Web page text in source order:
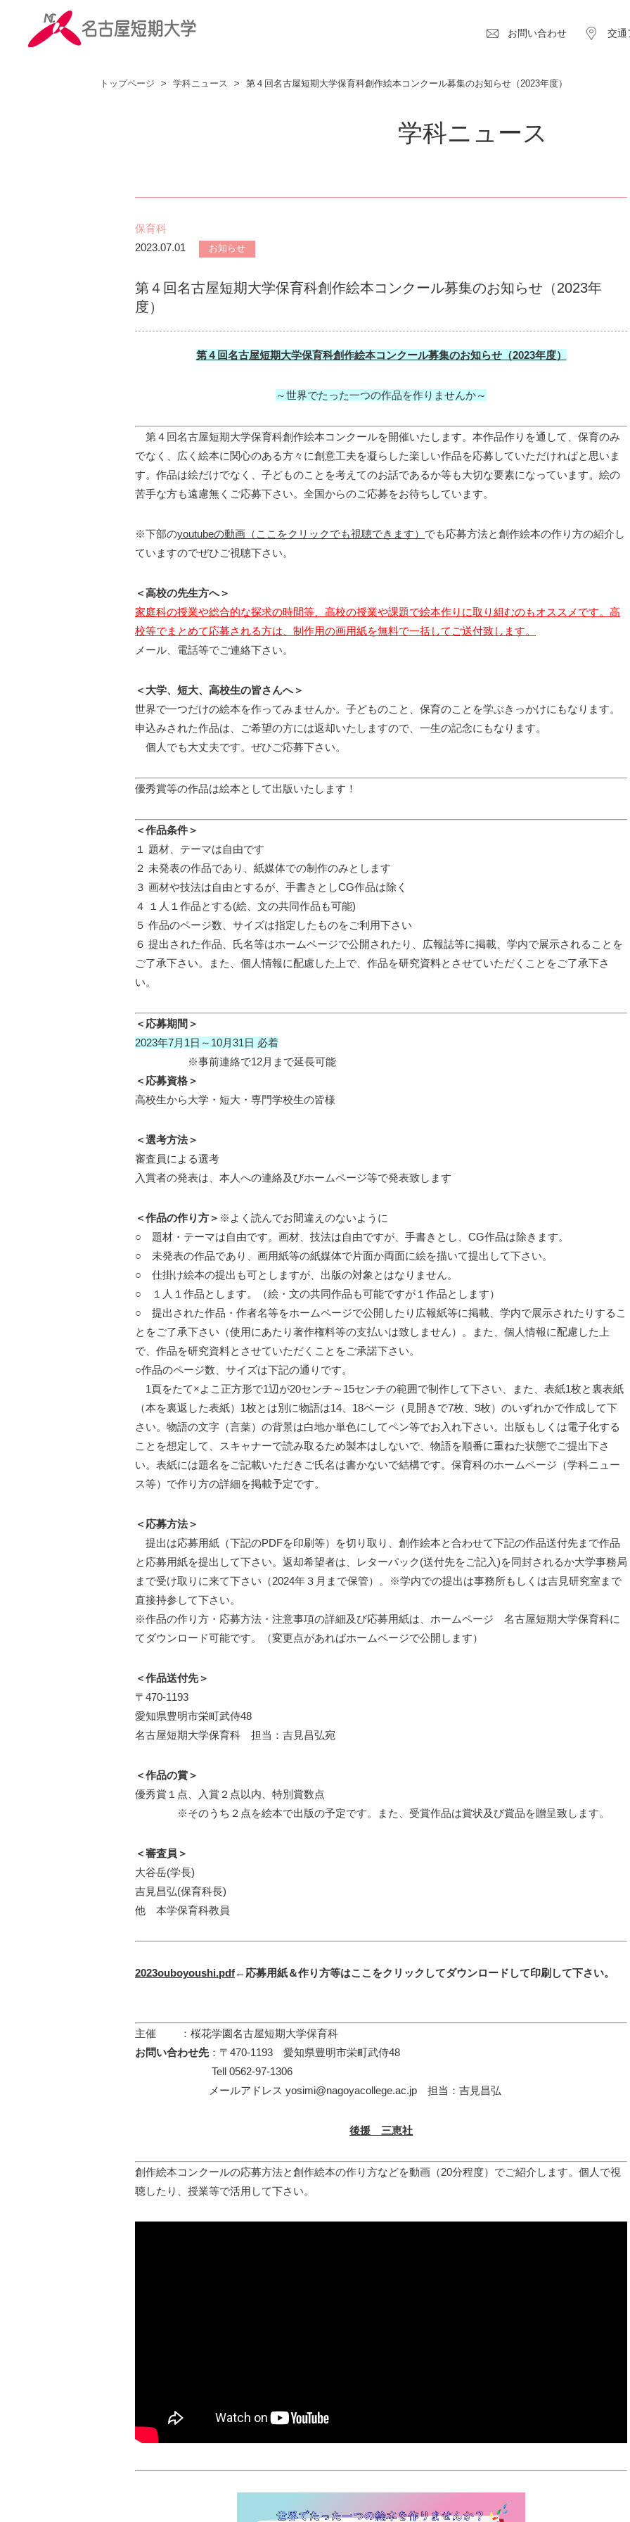
お問い合わせ 交通
トップページ > 学科ニュース > 第４回名古屋短期大学保育科創作絵本コンクール募集のお知らせ（2023年度）
学科ニュース
保育科
2023.07.01
お知らせ
第４回名古屋短期大学保育科創作絵本コンクール募集のお知らせ（2023年
度）
第４回名古屋短期大学保育科創作絵本コンクール募集のお知らせ（2023年度）
～世界でたった一つの作品を作りませんか～
第４回名古屋短期大学保育科創作絵本コンクールを開催いたします。 本作品作りを通して、保育のみ
でなく、広く絵本に関心のある方々に創意工夫を凝らした楽しい作品を応募していただければと思いま
す。作品は絵だけでなく、子どものことを考えてのお話であるか等も大切な要素になっています。絵の
苦手な方も遠慮無くご応募下さい。全国からのご応募をお待ちしています。
※下部のyoutubeの動画（ここをクリックでも視聴できます） でも応募方法と創作絵本の作り方の紹介し
ていますのでぜひご視聴下さい。
＜高校の先生方へ＞
家庭科の授業や総合的な探求の時間等、高校の授業や課題で絵本作りに取り組むのもオススメです。高
校等でまとめて応募される方は、制作用の画用紙を無料で一括してご送付致します。
メール、電話等でご連絡下さい。
＜大学、短大、高校生の皆さんへ＞
世界で一つだけの絵本を作ってみませんか。子どものこと、保育のことを学ぶきっかけにもなります。
申込みされた作品は、ご希望の方には返却いたしますので、一生の記念にもなります。
個人でも大丈夫です。ぜひご応募下さい。
優秀賞等の作品は絵本として出版いたします！
＜作品条件＞
１ 題材、テーマは自由です
２ 未発表の作品であり、紙媒体での制作のみとします
３ 画材や技法は自由とするが、手書きとしCG作品は除く
４ １人１作品とする(絵、文の共同作品も可能)
５ 作品のページ数、サイズは指定したものをご利用下さい
６ 提出された作品、氏名等はホームページで公開されたり、広報誌等に掲載、学内で展示されることを
ご了承下さい。また、個人情報に配慮した上で、作品を研究資料とさせていただくことをご了承下さ
い。
＜応募期間＞
2023年7月1日～10月31日 必着
※事前連絡で12月まで延長可能
＜応募資格＞
高校生から大学・短大・専門学校生の皆様
＜選考方法＞
審査員による選考
入賞者の発表は、本人への連絡及びホームページ等で発表致します
＜作品の作り方＞ ※よく読んでお間違えのないように
○ 題材・テーマは自由です。画材、技法は自由ですが、手書きとし、CG作品は除きます。
○ 未発表の作品であり、画用紙等の紙媒体で片面か両面に絵を描いて提出して下さい。
○ 仕掛け絵本の提出も可としますが、出版の対象とはなりません。
○ １人１作品とします。（絵・文の共同作品も可能ですが１作品とします）
○ 提出された作品・作者名等をホームページで公開したり広報紙等に掲載、学内で展示されたりするこ
とをご了承下さい（使用にあたり著作権料等の支払いは致しません）。また、個人情報に配慮した上
で、作品を研究資料とさせていただくことをご承諾下さい。
○作品のページ数、サイズは下記の通りです。
1頁をたて×よこ正方形で1辺が20センチ～15センチの範囲で制作して下さい、また、表紙1枚と裏表紙
（本を裏返した表紙）1枚とは別に物語は14、18ページ（見開きで7枚、9枚）のいずれかで作成して下
さい。物語の文字（言葉）の背景は白地か単色にしてペン等でお入れ下さい。出版もしくは電子化する
ことを想定して、スキャナーで読み取るため製本はしないで、物語を順番に重ねた状態でご提出下さ
い。表紙には題名をご記載いただきご氏名は書かないで結構です。保育科のホームページ（学科ニュー
ス等）で作り方の詳細を掲載予定です。
＜応募方法＞
提出は応募用紙（下記のPDFを印刷等）を切り取り、創作絵本と合わせて下記の作品送付先まで作品
と応募用紙を提出して下さい。返却希望者は、レターパック(送付先をご記入)を同封されるか大学事務局
まで受け取りに来て下さい（2024年３月まで保管）。※学内での提出は事務所もしくは吉見研究室まで
直接持参して下さい。
※作品の作り方・応募方法・注意事項の詳細及び応募用紙は、ホームページ 名古屋短期大学保育科に
てダウンロード可能です。（変更点があればホームページで公開します）
＜作品送付先＞
〒470‐1193
愛知県豊明市栄町武侍48
名古屋短期大学保育科 担当：吉見昌弘宛
＜作品の賞＞
優秀賞１点、入賞２点以内、特別賞数点
※そのうち２点を絵本で出版の予定です。また、受賞作品は賞状及び賞品を贈呈致します。
＜審査員＞
大谷岳(学長)
吉見昌弘(保育科長)
他 本学保育科教員
2023ouboyoushi.pdf←応募用紙＆作り方等はここをクリックしてダウンロードして印刷して下さい。
主催 ：桜花学園名古屋短期大学保育科
お問い合わせ先：〒470‐1193 愛知県豊明市栄町武侍48
Tell 0562‐97‐1306
メールアドレス yosimi@nagoyacollege.ac.jp 担当：吉見昌弘
後援 三恵社
創作絵本コンクールの応募方法と創作絵本の作り方などを動画（20分程度）でご紹介します。個人で視
聴したり、授業等で活用して下さい。